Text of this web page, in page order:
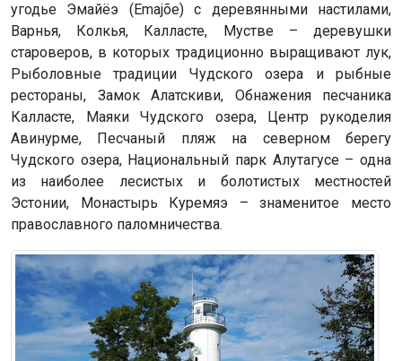
угодье Эмайёэ (Emajõe) с деревянными настилами,
Варнья, Колкья, Калласте, Мустве – деревушки
староверов, в которых традиционно выращивают лук,
Рыболовные традиции Чудского озера и рыбные
рестораны, Замок Алатскиви, Обнажения песчаника
Калласте, Маяки Чудского озера, Центр рукоделия
Авинурме, Песчаный пляж на северном берегу
Чудского озера, Национальный парк Алутагусе – одна
из наиболее лесистых и болотистых местностей
Эстонии, Монастырь Куремяэ – знаменитое место
православного паломничества.